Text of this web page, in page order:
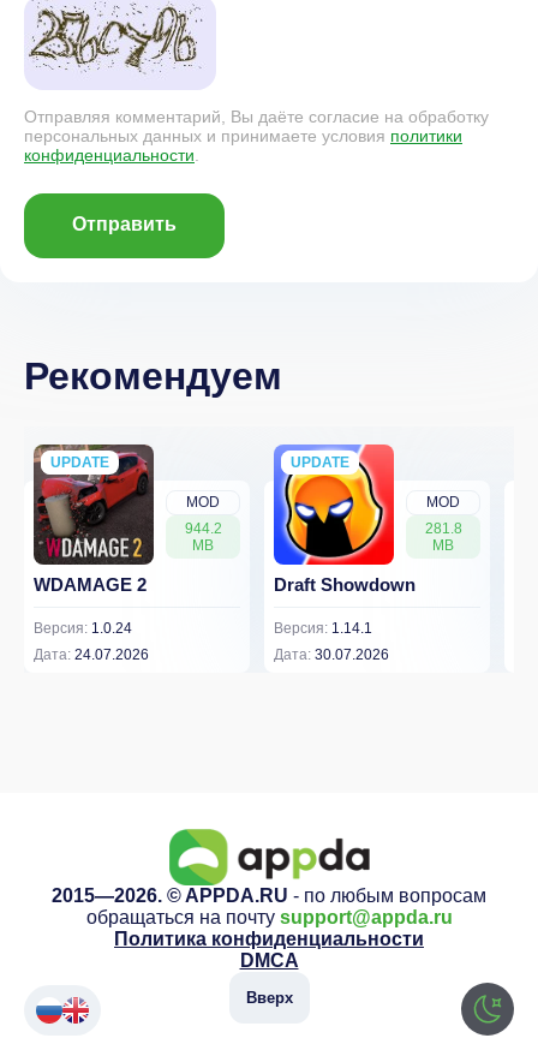
Отправляя комментарий, Вы даёте согласие на обработку
персональных данных и принимаете условия политики
конфиденциальности.
Отправить
Рекомендуем
MOD
944.2
MB
UPDATE
NEW
WDAMAGE 2
Версия: 1.0.24
Дата: 24.07.2026
MOD
281.8
MB
UPDATE
NEW
Draft Showdown
Версия: 1.14.1
Дата: 30.07.2026
2015—2026. © APPDA.RU - по любым вопросам
обращаться на почту support@appda.ru
Политика конфиденциальности
DMCA
Вверх